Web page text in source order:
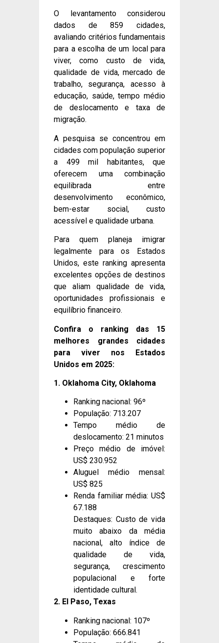
O levantamento considerou
dados de 859 cidades,
avaliando critérios fundamentais
para a escolha de um local para
viver, como custo de vida,
qualidade de vida, mercado de
trabalho, segurança, acesso à
educação, saúde, tempo médio
de deslocamento e taxa de
migração.
A pesquisa se concentrou em
cidades com população superior
a 499 mil habitantes, que
oferecem uma combinação
equilibrada entre
desenvolvimento econômico,
bem-estar social, custo
acessível e qualidade urbana.
Para quem planeja imigrar
legalmente para os Estados
Unidos, este ranking apresenta
excelentes opções de destinos
que aliam qualidade de vida,
oportunidades profissionais e
equilíbrio financeiro.
Confira o ranking das 15
melhores grandes cidades
para viver nos Estados
Unidos em 2025:
1. Oklahoma City, Oklahoma
Ranking nacional: 96º
População: 713.207
Tempo médio de
deslocamento: 21 minutos
Preço médio de imóvel:
US$ 230.952
Aluguel médio mensal:
US$ 825
Renda familiar média: US$
67.188
Destaques: Custo de vida
muito abaixo da média
nacional, alto índice de
qualidade de vida,
segurança, crescimento
populacional e forte
identidade cultural.
2. El Paso, Texas
Ranking nacional: 107º
População: 666.841